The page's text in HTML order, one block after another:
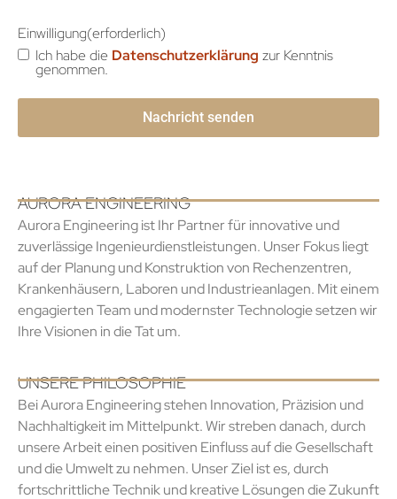
Einwilligung(erforderlich)
Ich habe die Datenschutzerklärung zur Kenntnis
genommen.
AURORA ENGINEERING
Aurora Engineering ist Ihr Partner für innovative und
zuverlässige Ingenieurdienstleistungen. Unser Fokus liegt
auf der Planung und Konstruktion von Rechenzentren,
Krankenhäusern, Laboren und Industrieanlagen. Mit einem
engagierten Team und modernster Technologie setzen wir
Ihre Visionen in die Tat um.
UNSERE PHILOSOPHIE
Bei Aurora Engineering stehen Innovation, Präzision und
Nachhaltigkeit im Mittelpunkt. Wir streben danach, durch
unsere Arbeit einen positiven Einfluss auf die Gesellschaft
und die Umwelt zu nehmen. Unser Ziel ist es, durch
fortschrittliche Technik und kreative Lösungen die Zukunft